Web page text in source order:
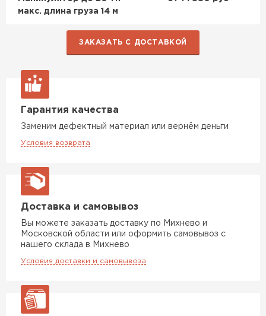
макс. длина груза 14 м
ЗАКАЗАТЬ С ДОСТАВКОЙ
Гарантия качества
Заменим дефектный материал или вернём деньги
Условия возврата
Доставка и самовывоз
Вы можете заказать доставку по Михнево и
Московской области или оформить самовывоз с
нашего склада в Михнево
Условия доставки и самовывоза
Утеплитель Isoroc
ПЕРЕЙТИ
Утеплитель Penoplex